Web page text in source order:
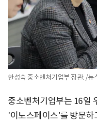
한성숙 중소벤처기업부 장관. /뉴
중소벤처기업부는 16일
'이노스페이스'를 방문하